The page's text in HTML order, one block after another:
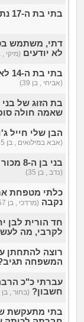
בתי בת ה-17 נתפסה גונבת מחנות!
דתי, משתמש
לא יודעים (מיקי , בן
בתי בת ה-14 לא מסוגלת לבלוע כדורים!
(אביחי , בן 39)
בת הזוג של
שאמה חולה
הבן שלי חייל
(אבא במילואים , בן 55)
בני בן ה-8 מכור למחשב, להחרים לו?
(נדב , בן 35)
כלתי מטפחת
נקבה (מרדכי , בן 57)
חד הורית לבן
לקרבי, מה
המשפחה
עברתי כ"כ
חשבון? (בחור , בן 22)
בתי מתעקשת